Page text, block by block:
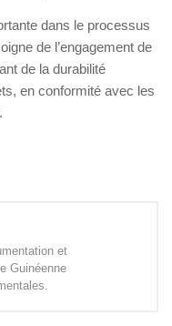
dans le processus
de l’engagement de
de la durabilité
en conformité avec les
et
Guinéenne